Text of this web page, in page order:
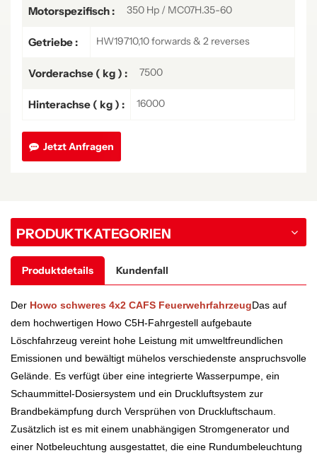
Motorspezifisch : 350 Hp / MC07H.35-60
Getriebe : HW19710,10 forwards & 2 reverses
Vorderachse ( kg ) : 7500
Hinterachse ( kg ) : 16000
Jetzt Anfragen
PRODUKTKATEGORIEN
Produktdetails Kundenfall
Der Howo schweres 4x2 CAFS FeuerwehrfahrzeugDas auf
dem hochwertigen Howo C5H-Fahrgestell aufgebaute
Löschfahrzeug vereint hohe Leistung mit umweltfreundlichen
Emissionen und bewältigt mühelos verschiedenste anspruchsvolle
Gelände. Es verfügt über eine integrierte Wasserpumpe, ein
Schaummittel-Dosiersystem und ein Druckluftsystem zur
Brandbekämpfung durch Versprühen von Druckluftschaum.
Zusätzlich ist es mit einem unabhängigen Stromgenerator und
einer Notbeleuchtung ausgestattet, die eine Rundumbeleuchtung